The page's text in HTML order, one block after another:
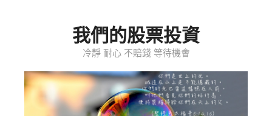
我們的股票投資
冷靜 耐心 不賠錢 等待機會